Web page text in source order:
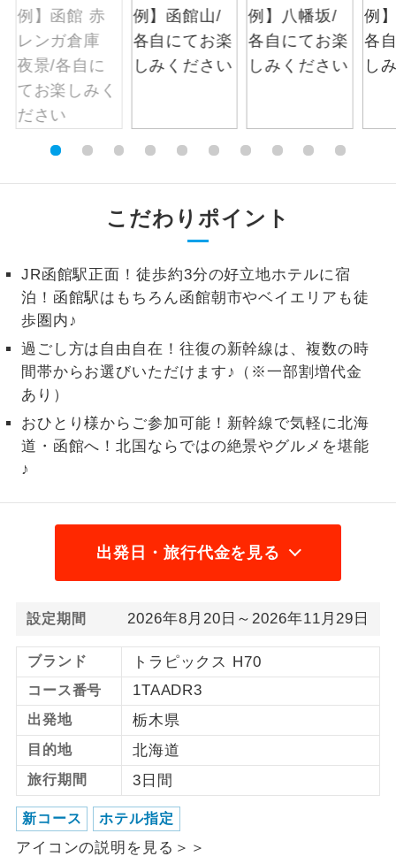
こだわりポイント
JR函館駅正面！徒歩約3分の好立地ホテルに宿
泊！函館駅はもちろん函館朝市やベイエリアも徒
歩圏内♪
過ごし方は自由自在！往復の新幹線は、複数の時
間帯からお選びいただけます♪（※一部割増代金
あり）
おひとり様からご参加可能！新幹線で気軽に北海
道・函館へ！北国ならではの絶景やグルメを堪能
♪
出発日・旅行代金を見る
設定期間 2026年8月20日～2026年11月29日
ブランド トラピックス H70
コース番号 1TAADR3
出発地 栃木県
目的地 北海道
旅行期間 3日間
新コース ホテル指定
アイコンの説明を見る＞＞
大浴場 ご宿泊ホテルに大浴場が付いています。
全食事付き
全てのお食事が付いていますので、お食
お部屋食
お部屋にてゆっくりとお召し上がりいた
トラベルイヤ
周りの音を気にせず、ガイドさんの説明
をじっくり聞くことができます。
1名様催行
1名様から出発可能な個人型プランで
す。
2名様催行
す。
おひとり様参
加限定
1名様1室同代
1名様1室利用でも追加料金がかからない
ご夫婦限定でご参加いただけるコースで
す。
女性限定でご参加いただけるコースで
す。
年齢制限あり
ご参加にあたり年齢に制限があるコース
航空会社指定
画にとても便利です。
ホテル指定
ご紹介するホテルを指定したコースで
す。
おひとり様バ
おひとり様でバス席を2席利⽤できま
す。